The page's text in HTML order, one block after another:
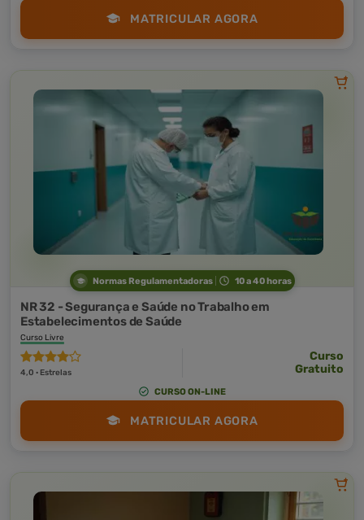
MATRICULAR AGORA
Normas Regulamentadoras 10 a 40 horas
NR 32 - Segurança e Saúde no Trabalho em
Estabelecimentos de Saúde
Curso Livre
4,0 · Estrelas
Curso
Gratuito
CURSO ON-LINE
MATRICULAR AGORA